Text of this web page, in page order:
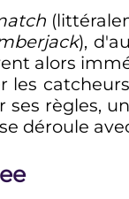
),
alors
les
ses règles, un
déroule